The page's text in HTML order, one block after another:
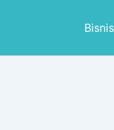
Bisnis